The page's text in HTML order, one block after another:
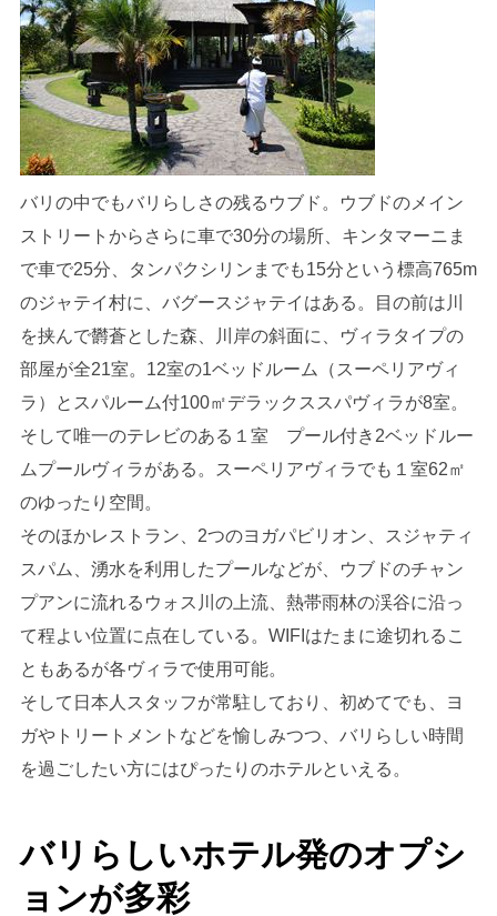
バリの中でもバリらしさの残るウブド。ウブドのメイン
ストリートからさらに車で30分の場所、キンタマーニま
で車で25分、タンパクシリンまでも15分という標高765m
のジャテイ村に、バグースジャテイはある。目の前は川
を挟んで欝蒼とした森、川岸の斜面に、ヴィラタイプの
部屋が全21室。12室の1ベッドルーム（スーペリアヴィ
ラ）とスパルーム付100㎡デラックススパヴィラが8室。
そして唯一のテレビのある１室 プール付き2ベッドルー
ムプールヴィラがある。スーペリアヴィラでも１室62㎡
のゆったり空間。
そのほかレストラン、2つのヨガパビリオン、スジャティ
スパム、湧水を利用したプールなどが、ウブドのチャン
プアンに流れるウォス川の上流、熱帯雨林の渓谷に沿っ
て程よい位置に点在している。WIFIはたまに途切れるこ
ともあるが各ヴィラで使用可能。
そして日本人スタッフが常駐しており、初めてでも、ヨ
ガやトリートメントなどを愉しみつつ、バリらしい時間
を過ごしたい方にはぴったりのホテルといえる。
バリらしいホテル発のオプシ
ョンが多彩